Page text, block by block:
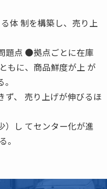
体 制を構築し、売り上
題点 ●拠点ごとに在庫
もに、商品鮮度が上 が
、 売り上げが伸びるほ
し てセンター化が進
。